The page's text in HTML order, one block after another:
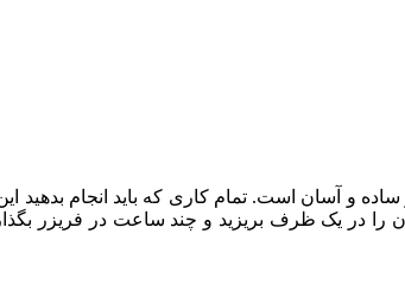
را در یک ظرف بریزید و چند ساعت در فریزر